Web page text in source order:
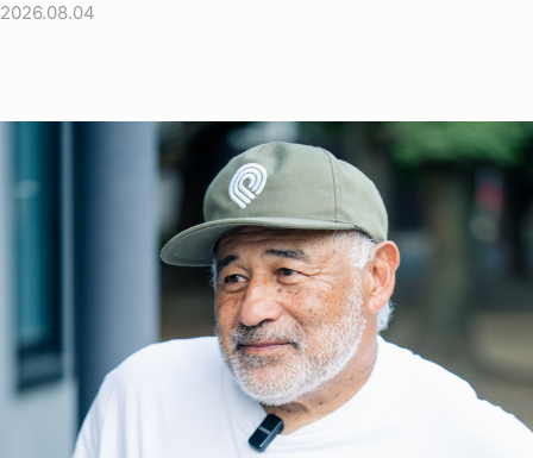
2026.08.04